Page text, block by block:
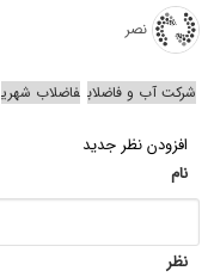
نصر
شرکت آب و فاضلاب فاضلاب شهری
افزودن نظر جدید
نام
نظر